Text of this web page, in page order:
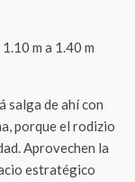
m a 1.40 m
salga de ahí con
porque el rodizio
Aprovechen la
estratégico